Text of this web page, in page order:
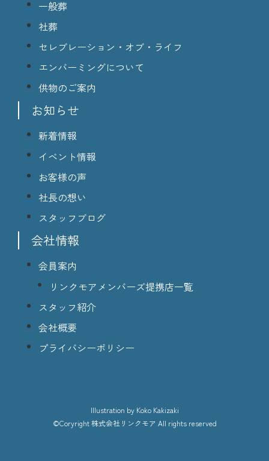
一般葬
社葬
セレブレーション・オブ・ライフ
エンバーミングについて
供物のご案内
お知らせ
新着情報
イベント情報
お客様の声
社長の想い
スタッフブログ
会社情報
会員案内
リンクモアメンバーズ提携店一覧
スタッフ紹介
会社概要
プライバシーポリシー
lllustration by Koko Kakizaki
©Coryright 株式会社リンクモア All rights reserved